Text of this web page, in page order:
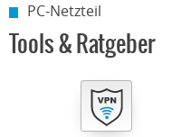
PC-Netzteil
Tools & Ratgeber